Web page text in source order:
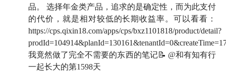
品。 选择年金类产品，追求的是确定性，而为此支付
的代价，就是相对较低的长期收益率。可以看看：
https://cps.qixin18.com/apps/cps/bxz1101818/product/detail?
我竟然做了完全不需要的东西的笔记📝 @和有知有行
一起长大的第1598天